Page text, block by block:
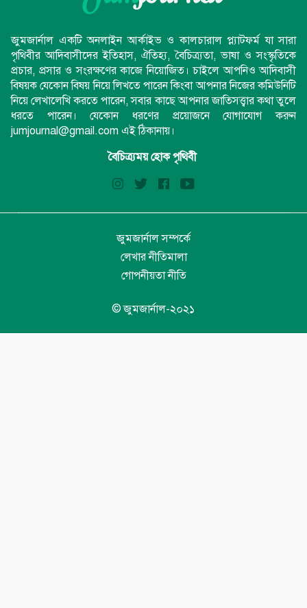
জুমজার্নাল একটি অনলাইন আর্কাইভ ও কালচারাল প্ল্যাটফর্ম যা সারা
পৃথিবীর আদিবাসীদের ইতিহাস, ঐতিহ্য, বৈচিত্র্যতা, ভাষা ও সংস্কৃতিকে
প্রচার, প্রসার ও সংরক্ষণের কাজে নিয়োজিত। চাইলে আপনিও আদিবাসী
বিষয়ক যেকোন বিষয় নিয়ে লিখতে পারেন কিংবা আপনার নিজের কমিউনিটি
নিয়ে লেখালেখি করতে পারেন, সবার কাছে আপনার জাতিসত্ত্বার কথা তুলে
ধরতে পারেন। যেকোন ধরণের প্রয়োজনে যোগাযোগ করুন
jumjournal@gmail.com এই ঠিকানায়।
বৈচিত্র্যময় হোক পৃথিবী
© জুমজার্নাল-২০২১
জুমজার্নাল সম্পর্কে
লেখার নীতিমালা
গোপনীয়তা নীতি